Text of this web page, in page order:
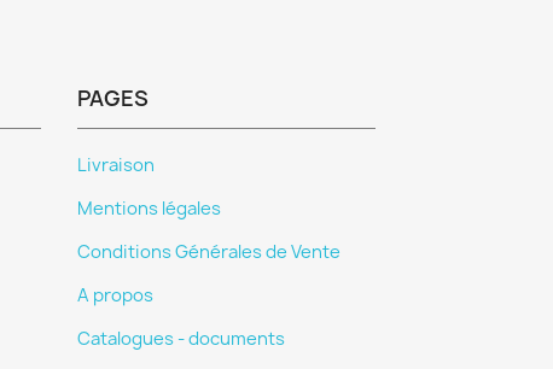
PAGES
Livraison
Mentions légales
Conditions Générales de Vente
A propos
Catalogues - documents